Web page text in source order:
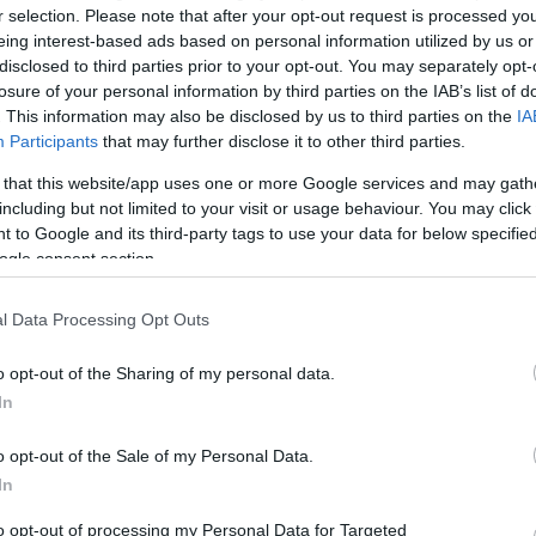
selection. Please note that after your opt-out request is processed
interest-based ads based on personal information utilized by us
to third parties prior to your opt-out. You may separately
of your personal information by third parties on the IAB’s list of
This information may also be disclosed by us to third parties on the
Participants that may further disclose it to other third parties.
that this website/app uses one or more Google services and may
but not limited to your visit or usage behaviour. You may
to Google and its third-party tags to use your data for below
consent section.
Data Processing Opt Outs
opt-out of the Sharing of my personal data.
opt-out of the Sale of my Personal Data.
opt-out of processing my Personal Data for Targeted
un ponte che attraversa il fiume Ipoly tra
(Ipolyhídvég) della Slovacchia in una
di fiorini (7,6 milioni di euro), consentirà ai
invece di percorrere 20 chilometri, ha detto
conSlovacchia , aggiungendo che la sezione di
nel 2010. con l’aggiunta del nuovo ponte, i due